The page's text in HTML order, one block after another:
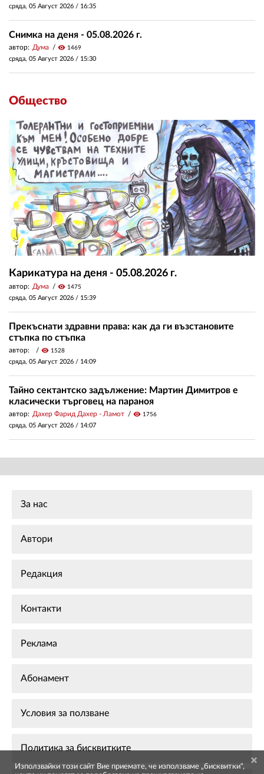
сряда, 05 Август 2026 / 16:35
Снимка на деня - 05.08.2026 г.
автор: Дума visibility 1469
сряда, 05 Август 2026 / 15:30
Общество
Карикатура на деня - 05.08.2026 г.
автор: Дума visibility 1475
сряда, 05 Август 2026 / 15:39
Прекъснати здравни права: как да ги възстановите
стъпка по стъпка
автор: visibility 1528
сряда, 05 Август 2026 / 14:09
Тайно сектантско задължение: Мартин Димитров е
класически търговец на параноя
автор: Дахер Фарид Дахер - Ламот visibility 1756
сряда, 05 Август 2026 / 14:07
За нас
Автори
Редакция
Контакти
Реклама
Абонамент
Условия за ползване
Политика за бисквитките
Използвайки този сайт Вие приемате, че използваме „бисквитки",